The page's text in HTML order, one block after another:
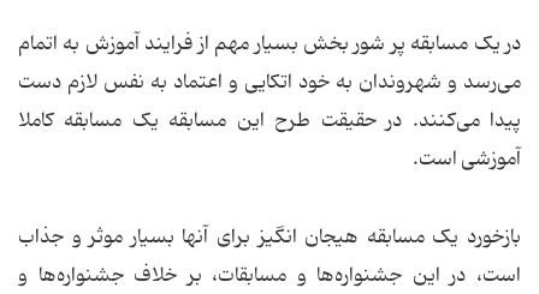
در یک مسابقه پر شور بخش بسیار مهم از فرایند آموزش به اتمام
می‌رسد و شهروندان به خود اتکایی و اعتماد به نفس لازم دست
پیدا می‌کنند. در حقیقت طرح این مسابقه یک مسابقه کاملا
آموزشی است.
بازخورد یک مسابقه هیجان انگیز برای آنها بسیار موثر و جذاب
است، در این جشنواره‌ها و مسابقات، بر خلاف جشنواره‌ها و